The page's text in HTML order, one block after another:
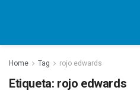
Home Tag rojo edwards
Etiqueta: rojo edwards